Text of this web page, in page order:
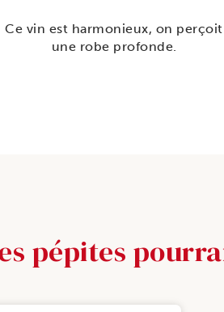
Ce vin est harmonieux, on perçoit
une robe profonde.
pépites